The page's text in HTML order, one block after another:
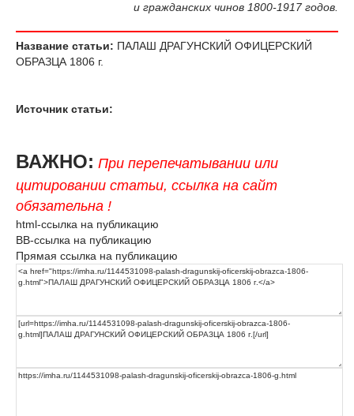
и гражданских чинов 1800-1917 годов.
Название статьи: ПАЛАШ ДРАГУНСКИЙ ОФИЦЕРСКИЙ
ОБРАЗЦА 1806 г.
Источник статьи:
ВАЖНО: При перепечатывании или
цитировании статьи, ссылка на сайт
обязательна !
html-ссылка на публикацию
BB-ссылка на публикацию
Прямая ссылка на публикацию